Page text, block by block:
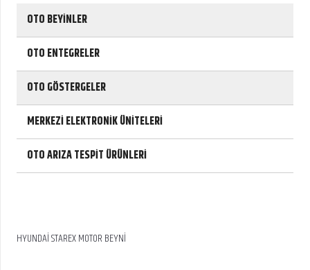
r
OTO BEYİNLER
OTO ENTEGRELER
OTO GÖSTERGELER
MERKEZİ ELEKTRONİK ÜNİTELERİ
OTO ARIZA TESPİT ÜRÜNLERİ
HYUNDAİ STAREX MOTOR BEYNİ